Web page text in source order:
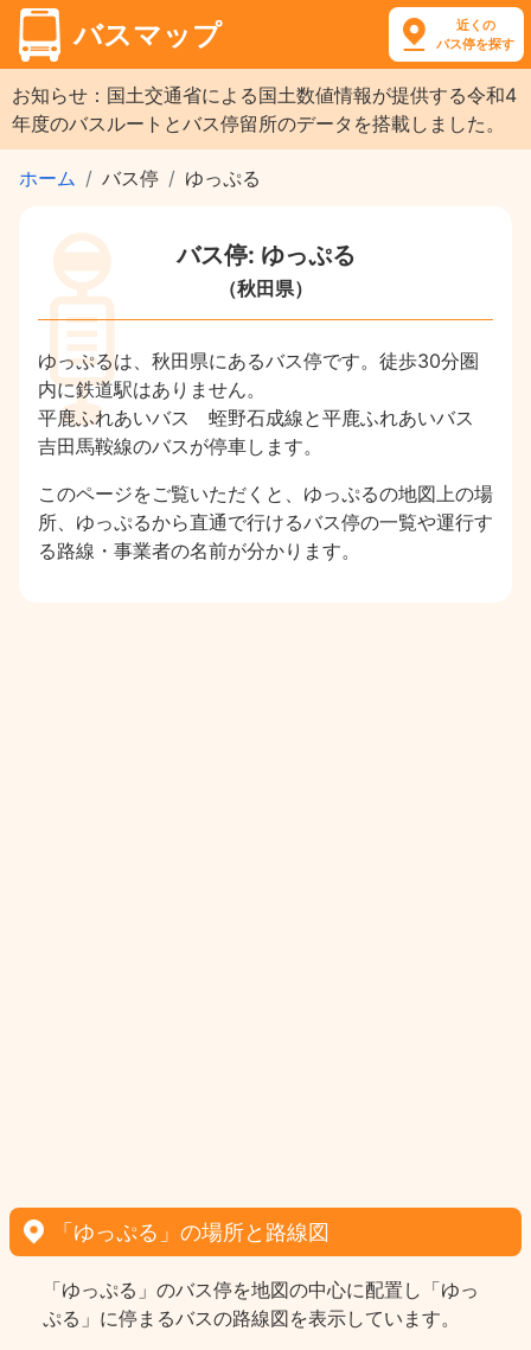
バスマップ
近くの
バス停を探す
お知らせ：国土交通省による国土数値情報が提供する令和4
年度のバスルートとバス停留所のデータを搭載しました。
ホーム バス停 ゆっぷる
バス停: ゆっぷる
（秋田県）
ゆっぷるは、秋田県にあるバス停です。徒歩30分圏
内に鉄道駅はありません。
平鹿ふれあいバス 蛭野石成線と平鹿ふれあいバス
吉田馬鞍線のバスが停車します。
このページをご覧いただくと、ゆっぷるの地図上の場
所、ゆっぷるから直通で行けるバス停の一覧や運行す
る路線・事業者の名前が分かります。
「ゆっぷる」の場所と路線図
「ゆっぷる」のバス停を地図の中心に配置し「ゆっ
ぷる」に停まるバスの路線図を表示しています。